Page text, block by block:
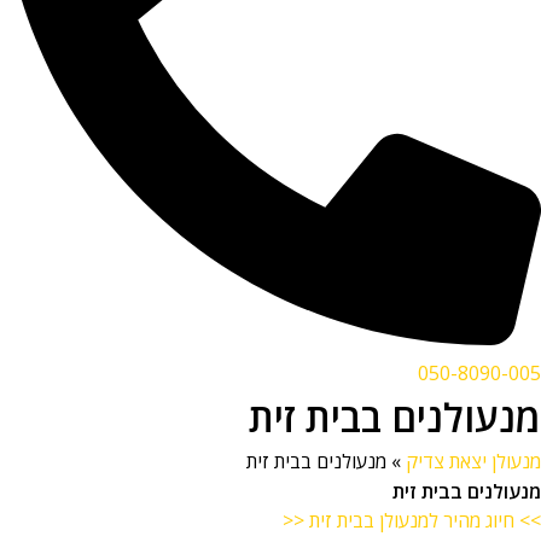
050-8090-005
מנעולנים בבית זית
מנעולן יצאת צדיק » מנעולנים בבית זית
מנעולנים בבית זית
>> חיוג מהיר למנעולן בבית זית <<